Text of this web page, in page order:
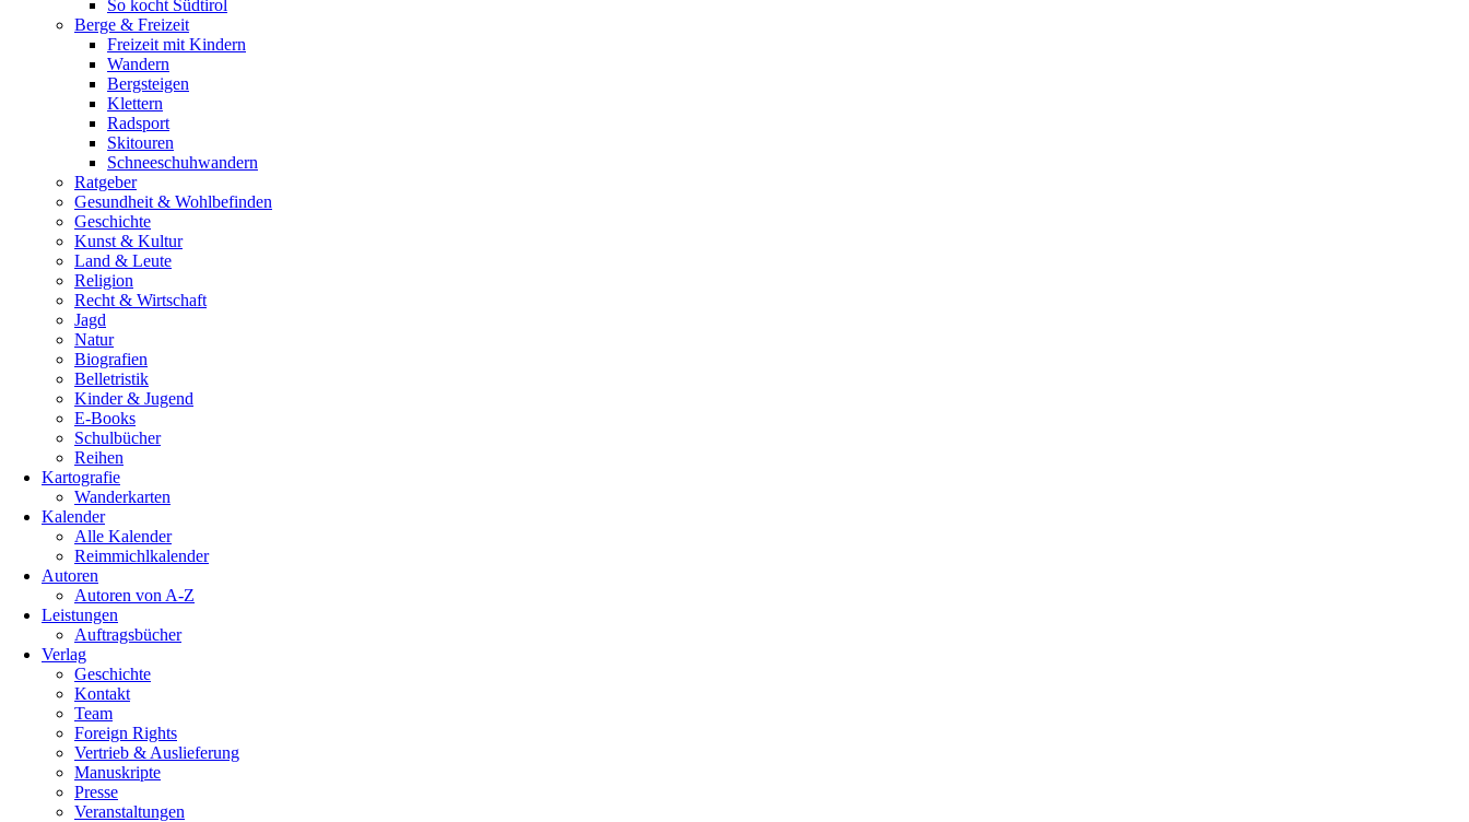
So kocht Südtirol
Berge & Freizeit
Freizeit mit Kindern
Wandern
Bergsteigen
Klettern
Radsport
Skitouren
Schneeschuhwandern
Ratgeber
Gesundheit & Wohlbefinden
Geschichte
Kunst & Kultur
Land & Leute
Religion
Recht & Wirtschaft
Jagd
Natur
Biografien
Belletristik
Kinder & Jugend
E-Books
Schulbücher
Reihen
Kartografie
Wanderkarten
Kalender
Alle Kalender
Reimmichlkalender
Autoren
Autoren von A-Z
Leistungen
Auftragsbücher
Verlag
Geschichte
Kontakt
Team
Foreign Rights
Vertrieb & Auslieferung
Manuskripte
Presse
Veranstaltungen